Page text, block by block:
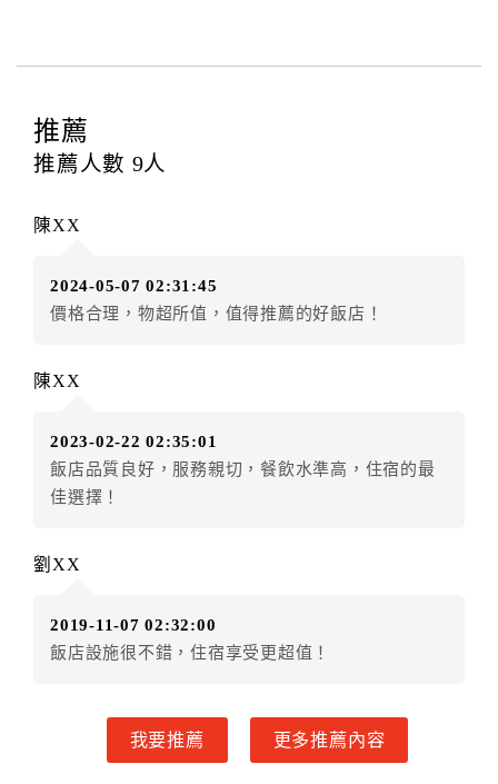
四、訂單異動
提出申辦不得異動訂單。
每筆訂單異動限定
辦理取消退款。
房者應補足差額。（限原訂飯店）
房者不得要求退其差額。（限原訂飯店）
額3個月
．訂房者使用「保留住宿金額」時，請注意！為避免飯
店客滿，敬請及早計畫，如逾時未提出申辦，視同無條
件放棄訂單（住宿權益）。 （限原訂飯店使用）
得辦理取消退款。
．訂單異動後，訂單費用總計小於原訂單費用總計時，
訂房者因故取消訂單辦理退款，依下列標準申辦：
◎住房日30天前辦理者，訂單費用扣除總計0%為手續費
推薦
推薦人數 9人
陳XX
2024-05-07 02:31:45
價格合理，物超所值，值得推薦的好飯店！
陳XX
2023-02-22 02:35:01
飯店品質良好，服務親切，餐飲水準高，住宿的最
佳選擇！
劉XX
2019-11-07 02:32:00
飯店設施很不錯，住宿享受更超值！
我要推薦 更多推薦內容